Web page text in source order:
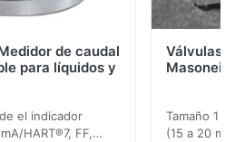
de caudal
para líquidos y
el indicador
HART®7, FF,
Válvulas
Tamaño 1
(15 a 20